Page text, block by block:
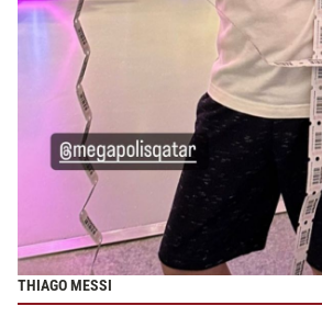
THIAGO MESSI